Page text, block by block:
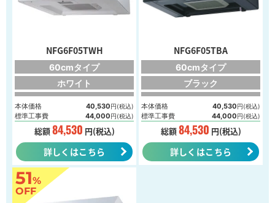
NFG6F05TWH
60cmタイプ
ホワイト
本体価格 40,530円(税込)
標準工事費 44,000円(税込)
総額84,530 円(税込)
詳しくはこちら
NFG6F05TBA
60cmタイプ
ブラック
本体価格 40,530円(税込)
標準工事費 44,000円(税込)
総額84,530 円(税込)
詳しくはこちら
51%
OFF